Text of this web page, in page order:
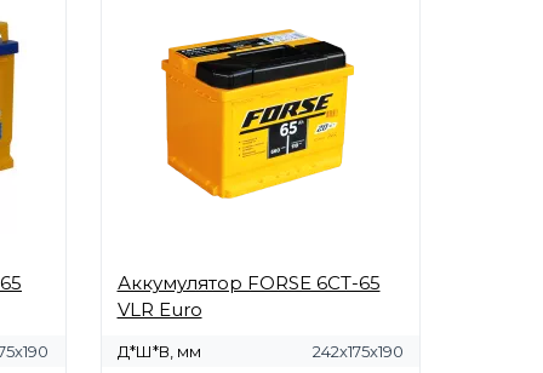
Аккумулятор FORSE 6СТ-65
VLR Euro
Д*Ш*В, мм
242х175х190